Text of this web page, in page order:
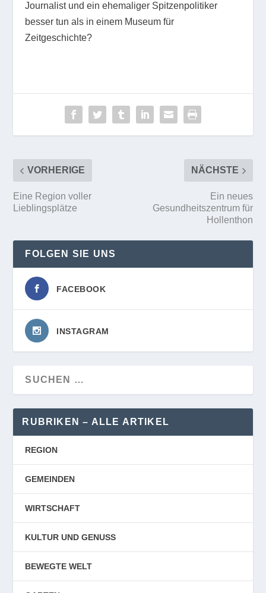
Journalist und ein ehemaliger Spitzenpolitiker
besser tun als in einem Museum für
Zeitgeschichte?
VORHERIGE
Eine Region voller
Lieblingsplätze
NÄCHSTE
Ein neues
Gesundheitszentrum für
Hollenthon
FOLGEN SIE UNS
FACEBOOK
INSTAGRAM
RUBRIKEN – ALLE ARTIKEL
REGION
GEMEINDEN
WIRTSCHAFT
KULTUR UND GENUSS
BEWEGTE WELT